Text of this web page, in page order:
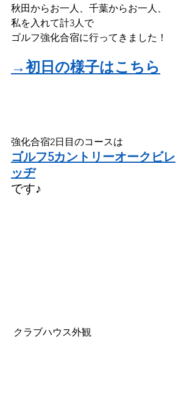
秋田からお一人、千葉からお一人、
私を入れて計3人で
ゴルフ強化合宿に行ってきました！
→初日の様子はこちら
強化合宿2日目のコースは
ゴルフ5カントリーオークビレ
ッヂ
です♪
クラブハウス外観